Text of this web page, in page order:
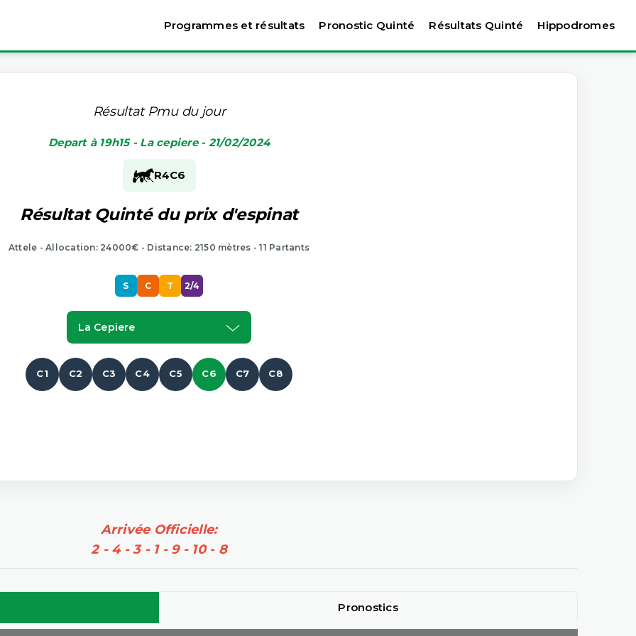
Programmes et résultats Pronostic Quinté Résultats Quinté Hippodromes
Résultat Pmu du jour
Depart à 19h15 - La cepiere - 21/02/2024
R4C6
Résultat Quinté du prix d'espinat
Attele - Allocation: 24000€ - Distance: 2150 mètres - 11 Partants
S C T 2/4
La Cepiere
C1 C2 C3 C4 C5 C6 C7 C8
Arrivée Officielle:
2 - 4 - 3 - 1 - 9 - 10 - 8
Pronostics